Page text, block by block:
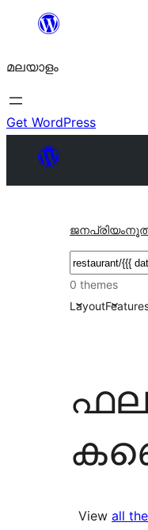
ഉള്ളടക്കത്തിലേക്ക്
മലയാളം
Get WordPress
ജനപ്രിയം
തിരയുക
0 themes
Layout
View all